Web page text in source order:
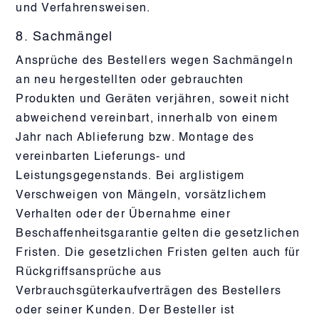
und Verfahrensweisen.
8. Sachmängel
Ansprüche des Bestellers wegen Sachmängeln
an neu hergestellten oder gebrauchten
Produkten und Geräten verjähren, soweit nicht
abweichend vereinbart, innerhalb von einem
Jahr nach Ablieferung bzw. Montage des
vereinbarten Lieferungs- und
Leistungsgegenstands. Bei arglistigem
Verschweigen von Mängeln, vorsätzlichem
Verhalten oder der Übernahme einer
Beschaffenheitsgarantie gelten die gesetzlichen
Fristen. Die gesetzlichen Fristen gelten auch für
Rückgriffsansprüche aus
Verbrauchsgüterkaufverträgen des Bestellers
oder seiner Kunden. Der Besteller ist